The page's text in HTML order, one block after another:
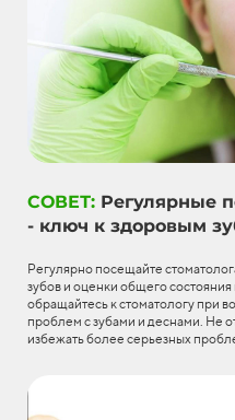
СОВЕТ: Регулярные
- ключ к здоровым
Регулярно посещайте
зубов и оценки общего
обращайтесь к стоматологу при
проблем с зубами и деснами. Не
избежать более серьезных